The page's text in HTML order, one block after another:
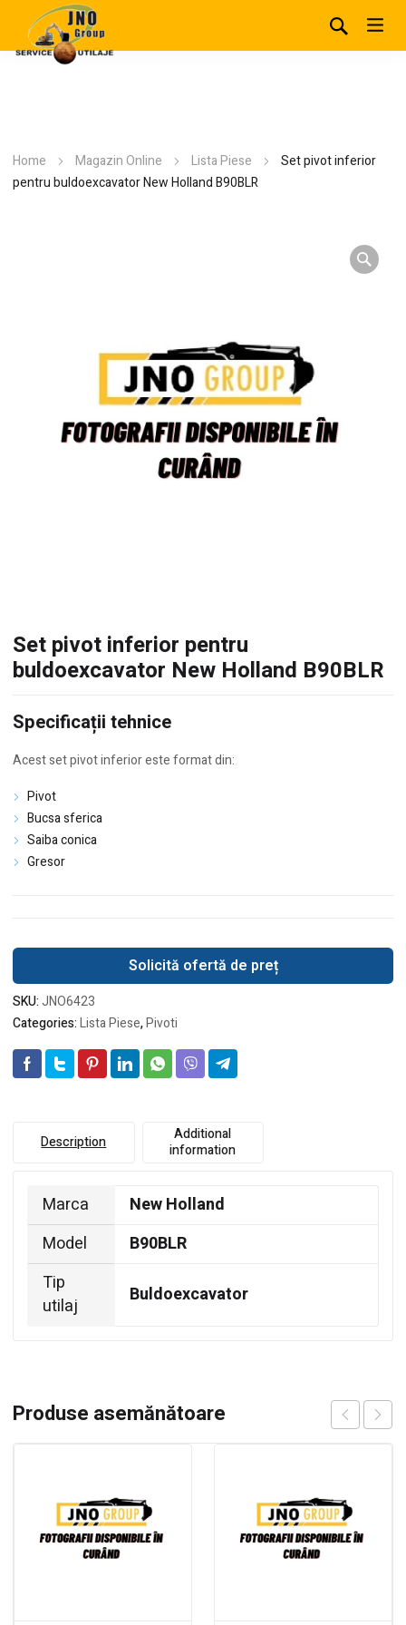
Home Magazin Online Lista Piese
Set pivot inferior
pentru buldoexcavator New Holland B90BLR
Set pivot inferior pentru
buldoexcavator New Holland B90BLR
Specificații tehnice
Acest set pivot inferior este format din:
Pivot
Bucsa sferica
Saiba conica
Gresor
Solicită ofertă de preț
SKU:JNO6423
Categories:Lista Piese,Pivoti
Description
Additional
information
Marca
New Holland
Model
B90BLR
Tip
utilaj
Buldoexcavator
Produse asemănătoare